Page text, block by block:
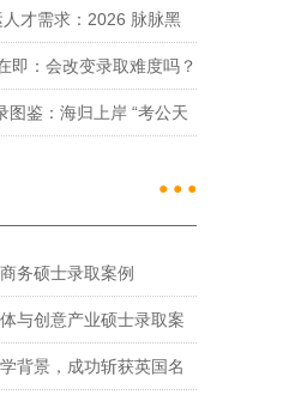
才需求：2026 脉脉黑
示
即：会改变录取难度吗？
图鉴：海归上岸 “考公天
● ● ●
务硕士录取案例
与创意产业硕士录取案
背景，成功斩获英国名